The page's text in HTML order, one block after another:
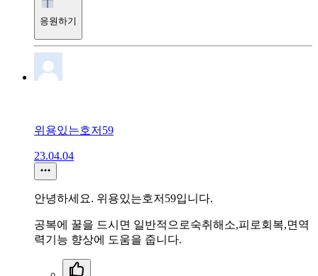
응원하기
위용있는호저59
23.04.04
안녕하세요. 위용있는호저59입니다.
공복에 꿀을 드시면 일반적으로숙취해소,피로회복,면역
력기능 향상에 도움을 줍니다.